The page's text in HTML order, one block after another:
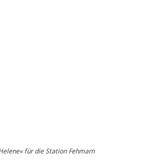
für die Station Fehmarn